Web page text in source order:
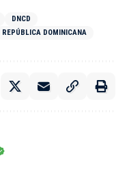
DNCD
REPÚBLICA DOMINICANA